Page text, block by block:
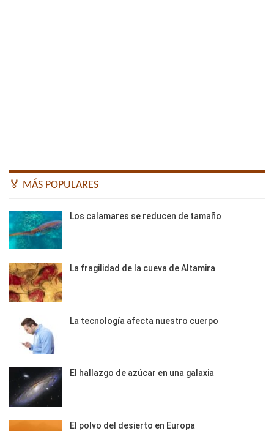
🏅 MÁS POPULARES
Los calamares se reducen de tamaño
La fragilidad de la cueva de Altamira
La tecnología afecta nuestro cuerpo
El hallazgo de azúcar en una galaxia
El polvo del desierto en Europa